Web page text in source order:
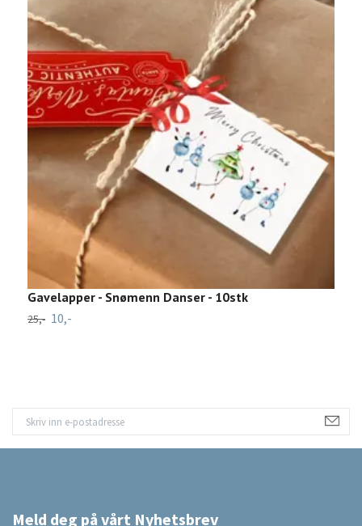
Gavelapper - Snømenn Danser - 10stk
25,- 10,-
Meld deg på vårt Nyhetsbrev